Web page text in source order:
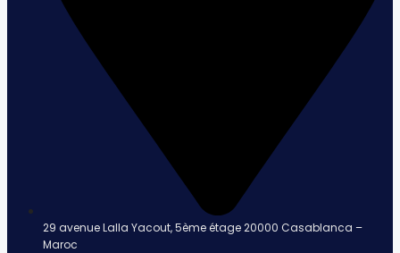
29 avenue Lalla Yacout, 5ème étage 20000 Casablanca –
Maroc